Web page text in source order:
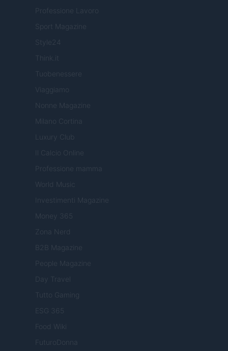
Professione Lavoro
Sport Magazine
Style24
Think.it
Tuobenessere
Viaggiamo
Nonne Magazine
Milano Cortina
Luxury Club
Il Calcio Online
Professione mamma
World Music
Investimenti Magazine
Money 365
Zona Nerd
B2B Magazine
People Magazine
Day Travel
Tutto Gaming
ESG 365
Food Wiki
FuturoDonna